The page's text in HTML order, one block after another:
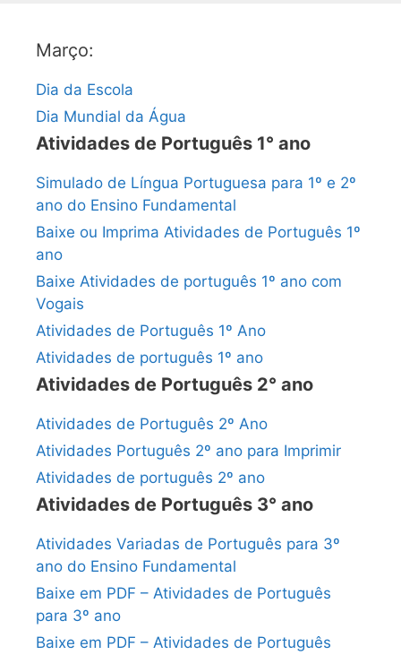
Março:
Dia da Escola
Dia Mundial da Água
Atividades de Português 1° ano
Simulado de Língua Portuguesa para 1º e 2º
ano do Ensino Fundamental
Baixe ou Imprima Atividades de Português 1º
ano
Baixe Atividades de português 1º ano com
Vogais
Atividades de Português 1º Ano
Atividades de português 1º ano
Atividades de Português 2° ano
Atividades de Português 2º Ano
Atividades Português 2º ano para Imprimir
Atividades de português 2º ano
Atividades de Português 3° ano
Atividades Variadas de Português para 3º
ano do Ensino Fundamental
Baixe em PDF – Atividades de Português
para 3º ano
Baixe em PDF – Atividades de Português